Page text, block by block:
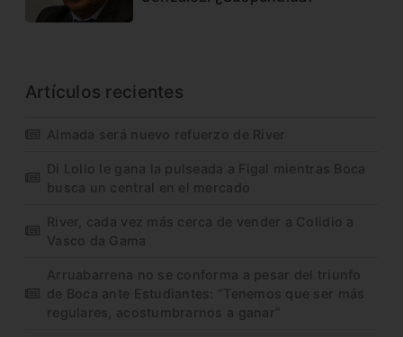
Artículos recientes
Almada será nuevo refuerzo de River
Di Lollo le gana la pulseada a Figal mientras Boca
busca un central en el mercado
River, cada vez más cerca de vender a Colidio a
Vasco da Gama
Arruabarrena no se conforma a pesar del triunfo
de Boca ante Estudiantes: “Tenemos que ser más
regulares, acostumbrarnos a ganar”